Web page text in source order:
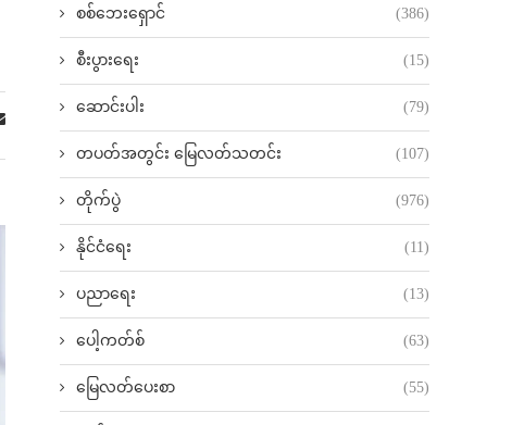
စစ်ဘေးရှောင် (386)
စီးပွားရေး (15)
ဆောင်းပါး (79)
တပတ်အတွင်း မြေလတ်သတင်း (107)
တိုက်ပွဲ (976)
နိုင်ငံရေး (11)
ပညာရေး (13)
ပေါ့ကတ်စ် (63)
မြေလတ်ပေးစာ (55)